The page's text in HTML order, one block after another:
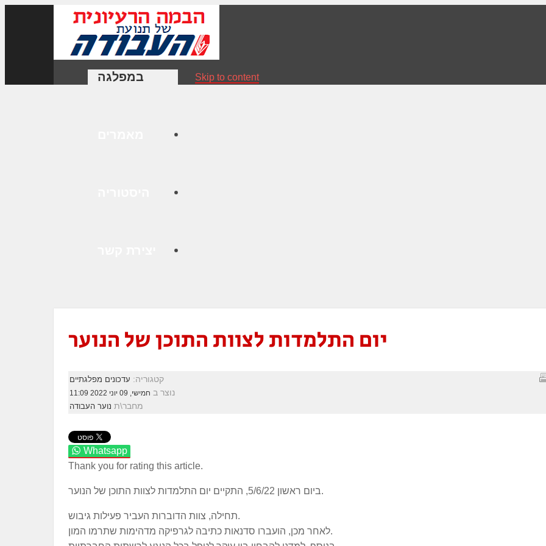
במפלגה Skip to content
יום התלמדות לצוות התוכן של הנוער
קטגוריה: עדכונים מפלגתיים
נוצר ב חמישי, 09 יוני 2022 11:09
מחבר\ת נוער העבודה
Whatsapp
Thank you for rating this article.
ביום ראשון 5/6/22, התקיים יום התלמדות לצוות התוכן של הנוער.
תחילה, צוות הדוברות העביר פעילות גיבוש.
לאחר מכן, הועברו סדנאות כתיבה לגרפיקה מדהימות שתרמו המון.